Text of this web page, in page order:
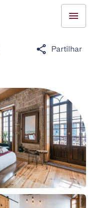
Partilhar